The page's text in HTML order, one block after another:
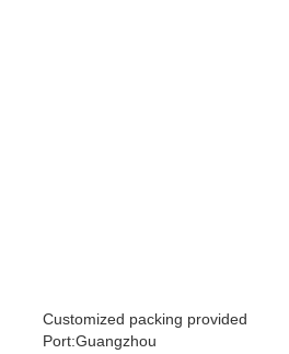
Customized packing provided
Port:Guangzhou